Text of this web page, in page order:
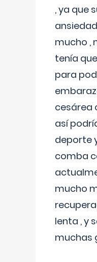
, ya que
mucho ,
tenía
para
cesárea
así
deporte
comba
mucho
lenta , y
muchas